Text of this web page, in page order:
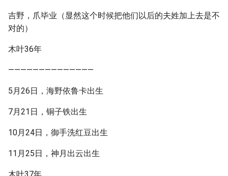
吉野，爪毕业（显然这个时候把他们以后的夫姓加上去是不
对的）
木叶36年
——————————————
5月26日，海野依鲁卡出生
7月21日，铜子铁出生
10月24日，御手洗红豆出生
11月25日，神月出云出生